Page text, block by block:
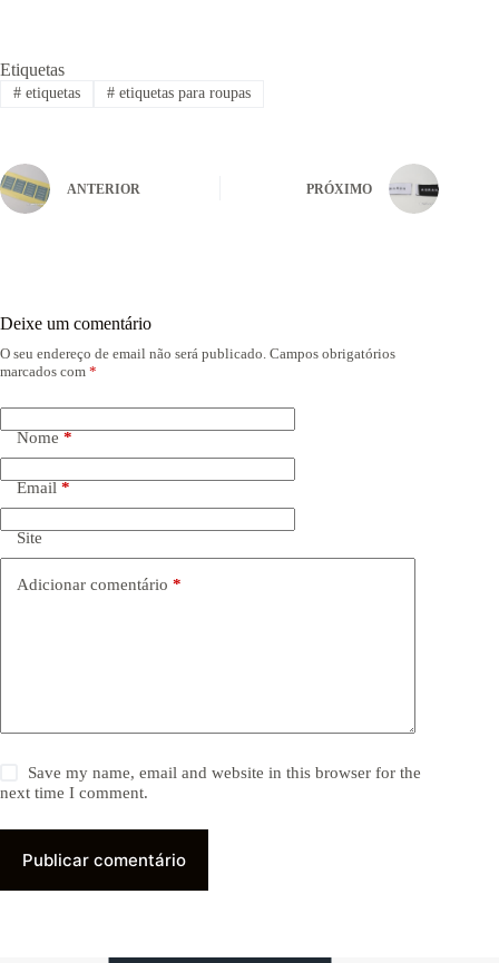
Etiquetas
#etiquetas #etiquetas para roupas
ANTERIOR PRÓXIMO
Deixe um comentário
O seu endereço de email não será publicado. Campos obrigatórios
marcados com *
Nome*
Email*
Site
Adicionar comentário *
Save my name, email and website in this browser for the
next time I comment.
Publicar comentário